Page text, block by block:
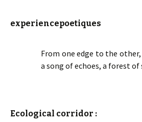
experiencepoetiques
From one edge to the
a song of echoes, a forest of
Ecological corridor :